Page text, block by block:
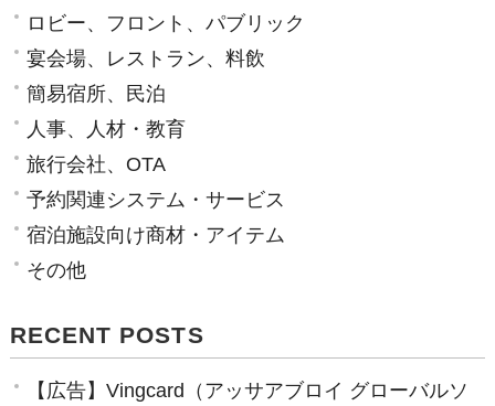
ロビー、フロント、パブリック
宴会場、レストラン、料飲
簡易宿所、民泊
人事、人材・教育
旅行会社、OTA
予約関連システム・サービス
宿泊施設向け商材・アイテム
その他
RECENT POSTS
【広告】Vingcard（アッサアブロイ グローバルソ